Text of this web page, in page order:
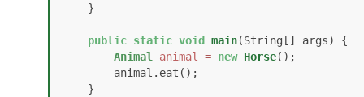
public static void main(String[] args)
{
Animal animal = new Horse();